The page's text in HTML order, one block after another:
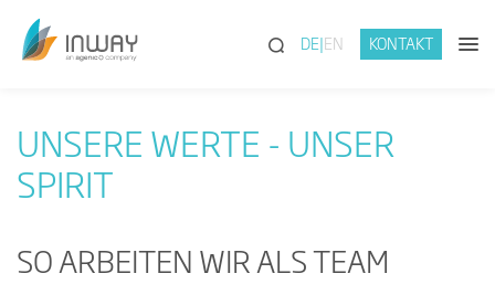
(SUCHE)
DE EN KONTAKT
UNSERE WERTE - UNSER
SPIRIT
SO ARBEITEN WIR ALS TEAM